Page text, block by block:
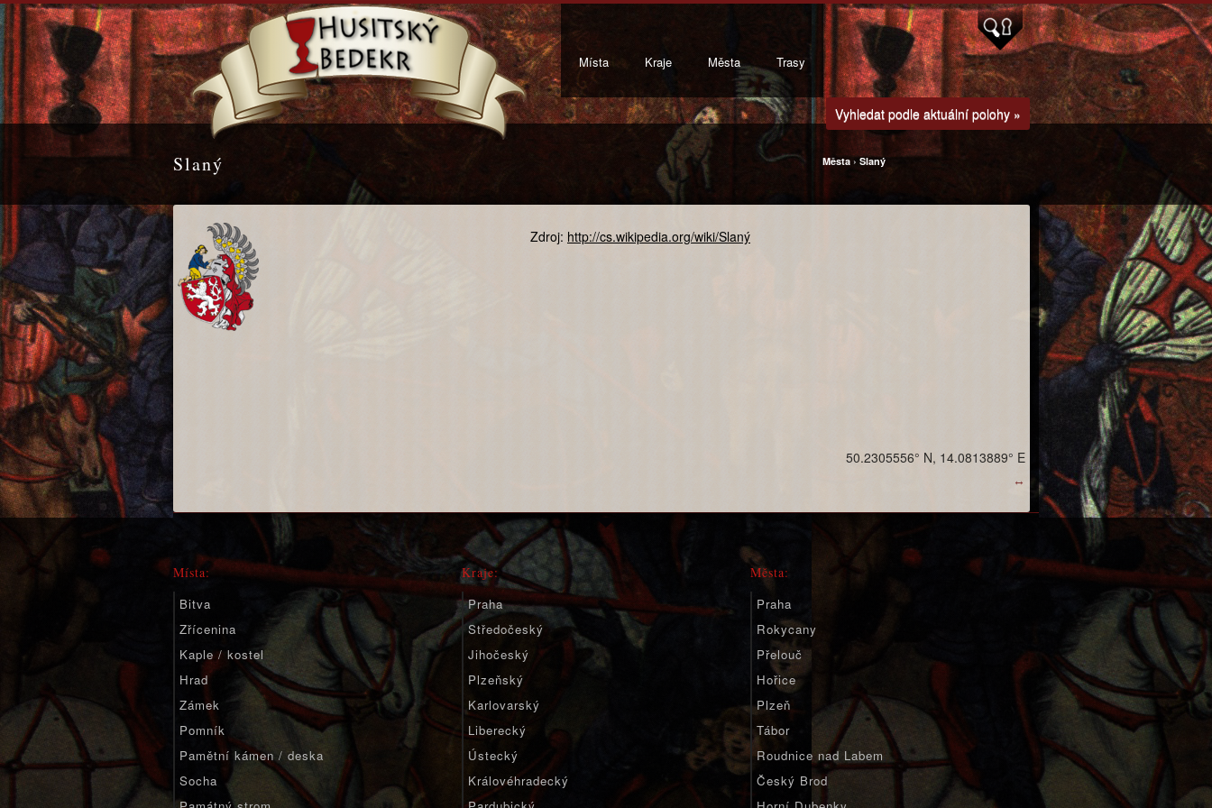
Místa Kraje Města Trasy
Vyhledat podle aktuální polohy »
Slaný Města ›Slaný
Zdroj: http://cs.wikipedia.org/wiki/Slaný
↔
50.2305556° N, 14.0813889° E
Místa:
Bitva
Zřícenina
Kaple / kostel
Hrad
Zámek
Pomník
Pamětní kámen / deska
Socha
Kraje:
Praha
Středočeský
Jihočeský
Plzeňský
Karlovarský
Liberecký
Ústecký
Královéhradecký
Města:
Praha
Rokycany
Přelouč
Hořice
Plzeň
Tábor
Roudnice nad Labem
Český Brod